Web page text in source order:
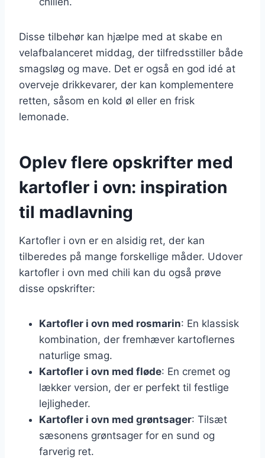
Disse tilbehør kan hjælpe med at skabe en
velafbalanceret middag, der tilfredsstiller både
smagsløg og mave. Det er også en god idé at
overveje drikkevarer, der kan komplementere
retten, såsom en kold øl eller en frisk
lemonade.
Oplev flere opskrifter med
kartofler i ovn: inspiration
til madlavning
Kartofler i ovn er en alsidig ret, der kan
tilberedes på mange forskellige måder. Udover
kartofler i ovn med chili kan du også prøve
disse opskrifter:
Kartofler i ovn med rosmarin: En klassisk
kombination, der fremhæver kartoflernes
naturlige smag.
Kartofler i ovn med fløde: En cremet og
lækker version, der er perfekt til festlige
lejligheder.
Kartofler i ovn med grøntsager: Tilsæt
sæsonens grøntsager for en sund og
farverig ret.